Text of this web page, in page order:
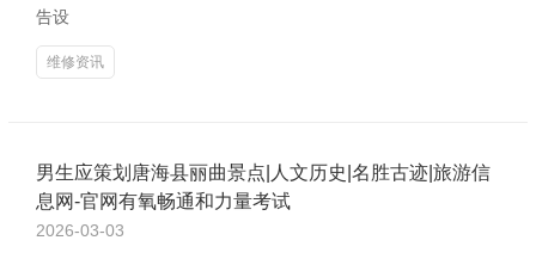
告设
维修资讯
男生应策划唐海县丽曲景点|人文历史|名胜古迹|旅游信
息网-官网有氧畅通和力量考试
2026-03-03